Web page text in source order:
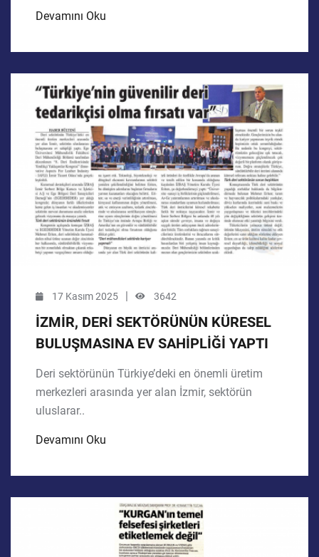
Devamını Oku
17 Kasım 2025 | 3642
İZMİR, DERİ SEKTÖRÜNÜN KÜRESEL
BULUŞMASINA EV SAHİPLİĞİ YAPTI
Deri sektörünün Türkiye’deki en önemli üretim
merkezleri arasında yer alan İzmir, sektörün
uluslarar..
Devamını Oku